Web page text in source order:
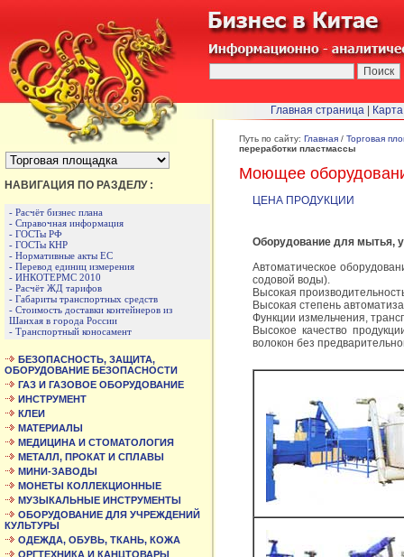
БЫСТРЫЙ ПЕРЕХОД :
НАВИГАЦИЯ ПО РАЗДЕЛУ :
- Расчёт бизнес плана
- Справочная информация
- ГОСТы РФ
- ГОСТы КНР
- Нормативные акты ЕС
- Перевод единиц измерения
- ИНКОТЕРМС 2010
- Расчёт ЖД тарифов
- Габариты транспортных средств
- Стоимость доставки контейнеров из
Шанхая в города России
- Транспортный коносамент
БЕЗОПАСНОСТЬ, ЗАЩИТА,
ОБОРУДОВАНИЕ БЕЗОПАСНОСТИ
ГАЗ И ГАЗОВОЕ ОБОРУДОВАНИЕ
ИНСТРУМЕНТ
КЛЕИ
МАТЕРИАЛЫ
МЕДИЦИНА И СТОМАТОЛОГИЯ
МЕТАЛЛ, ПРОКАТ И СПЛАВЫ
МИНИ-ЗАВОДЫ
МОНЕТЫ КОЛЛЕКЦИОННЫЕ
МУЗЫКАЛЬНЫЕ ИНСТРУМЕНТЫ
ОБОРУДОВАНИЕ ДЛЯ УЧРЕЖДЕНИЙ
КУЛЬТУРЫ
ОДЕЖДА, ОБУВЬ, ТКАНЬ, КОЖА
ОРГТЕХНИКА И КАНЦТОВАРЫ
Путь по сайту: Главная / Торговая
переработки пластмассы
Моющее
ЦЕНА ПРОДУКЦИИ
Оборудование для мытья,
Автоматическое
содовой воды).
Высокая
Высокая степень
Функции измельчения,
Высокое качество
волокон без
Главная страница